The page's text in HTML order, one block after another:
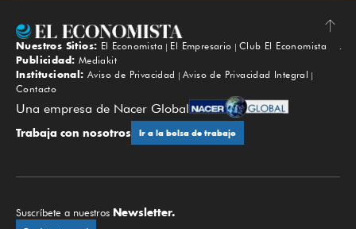
Subir
Nuestros Sitios: El Economista El Empresario
Club El Economista
Publicidad: Mediakit
Institucional: Aviso de Privacidad
Aviso de Privacidad Integral
Contacto
Una empresa de Nacer Global
Trabaja con nosotros Ir a la bolsa de trabajo
Suscríbete a nuestros Newsletter.